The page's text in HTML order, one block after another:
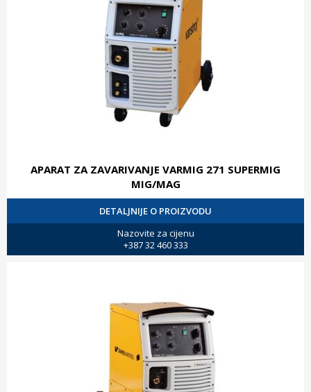
APARAT ZA ZAVARIVANJE VARMIG 271 SUPERMIG
MIG/MAG
DETALJNIJE O PROIZVODU
Nazovite za cijenu
+387 32 460 333